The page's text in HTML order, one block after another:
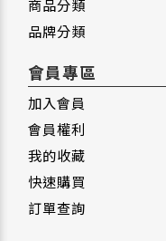
商品分類
品牌分類
會員專區
加入會員
會員權利
我的收藏
快速購買
訂單查詢